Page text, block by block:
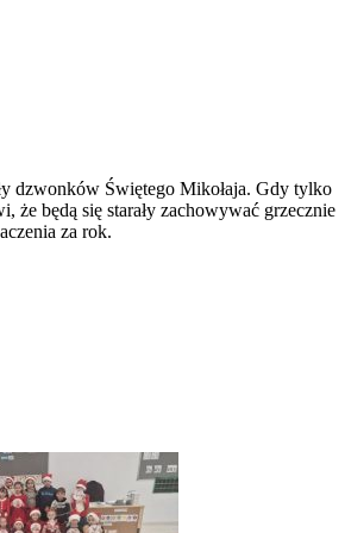
dzwonków Świętego Mikołaja. Gdy tylko
że będą się starały zachowywać grzecznie
za rok.